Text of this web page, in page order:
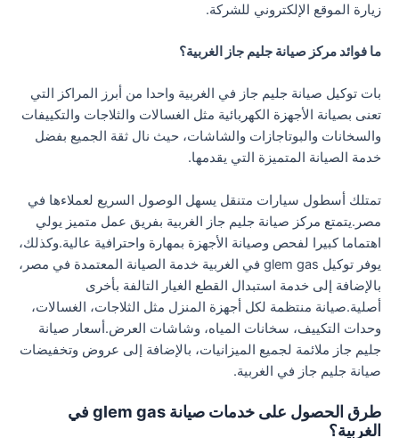
زيارة الموقع الإلكتروني للشركة.
ما فوائد مركز صيانة جليم جاز الغربية؟
بات توكيل صيانة جليم جاز في الغربية واحدا من أبرز المراكز التي
تعنى بصيانة الأجهزة الكهربائية مثل الغسالات والثلاجات والتكييفات
والسخانات والبوتاجازات والشاشات، حيث نال ثقة الجميع بفضل
خدمة الصيانة المتميزة التي يقدمها.
تمتلك أسطول سيارات متنقل يسهل الوصول السريع لعملاءها في
مصر.يتمتع مركز صيانة جليم جاز الغربية بفريق عمل متميز يولي
اهتماما كبيرا لفحص وصيانة الأجهزة بمهارة واحترافية عالية.وكذلك،
يوفر توكيل glem gas في الغربية خدمة الصيانة المعتمدة في مصر،
بالإضافة إلى خدمة استبدال القطع الغيار التالفة بأخرى
أصلية.صيانة منتظمة لكل أجهزة المنزل مثل الثلاجات، الغسالات،
وحدات التكييف، سخانات المياه، وشاشات العرض.أسعار صيانة
جليم جاز ملائمة لجميع الميزانيات، بالإضافة إلى عروض وتخفيضات
صيانة جليم جاز في الغربية.
طرق الحصول على خدمات صيانة glem gas في
الغربية؟